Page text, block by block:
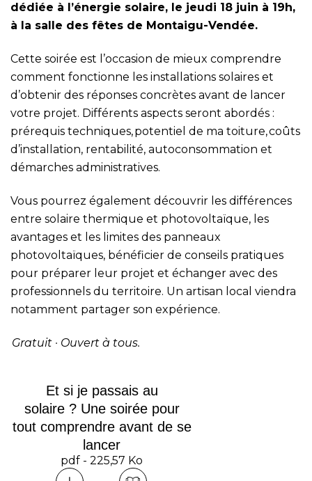
dédiée à l’énergie solaire, le jeudi 18 juin à 19h,
à la salle des fêtes de Montaigu-Vendée.
Cette soirée est l’occasion de mieux comprendre
comment fonctionne les installations solaires et
d’obtenir des réponses concrètes avant de lancer
votre projet. Différents aspects seront abordés :
prérequis techniques, potentiel de ma toiture, coûts
d’installation, rentabilité, autoconsommation et
démarches administratives.
Vous pourrez également découvrir les différences
entre solaire thermique et photovoltaïque, les
avantages et les limites des panneaux
photovoltaïques, bénéficier de conseils pratiques
pour préparer leur projet et échanger avec des
professionnels du territoire. Un artisan local viendra
notamment partager son expérience.
Gratuit · Ouvert à tous.
Et si je passais au
solaire ? Une soirée pour
tout comprendre avant de se
lancer
pdf - 225,57 Ko